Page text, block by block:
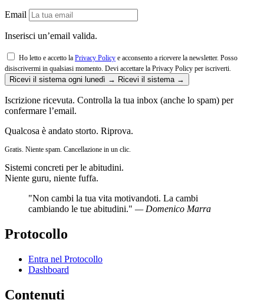
Email
Inserisci un’email valida.
Ho letto e accetto la Privacy Policy e acconsento a ricevere la newsletter. Posso
disiscrivermi in qualsiasi momento. Devi accettare la Privacy Policy per iscriverti.
Ricevi il sistema ogni lunedì → Ricevi il sistema →
Iscrizione ricevuta. Controlla la tua inbox (anche lo spam) per
confermare l’email.
Qualcosa è andato storto. Riprova.
Gratis. Niente spam. Cancellazione in un clic.
Sistemi concreti per le abitudini.
Niente guru, niente fuffa.
"Non cambi la tua vita motivandoti. La cambi
cambiando le tue abitudini." — Domenico Marra
Protocollo
Entra nel Protocollo
Dashboard
Contenuti